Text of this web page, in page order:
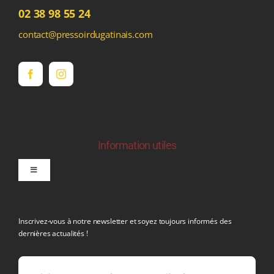
02 38 98 55 24
contact@pressoirdugatinais.com
Information utiles
Toggle
Inscrivez-vous à notre newsletter et soyez toujours informés des
dernières actualités !